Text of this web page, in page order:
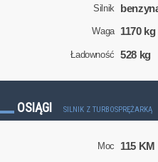
Silnik
Waga 1170 kg
Ładowność 528 kg
OSIĄGI SILNIK Z TURBOSPRĘŻARKĄ
Moc 115 KM